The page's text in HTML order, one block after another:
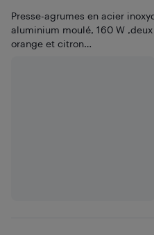
Presse-agrumes en acier
aluminium moulé, 160 W
orange et citron…